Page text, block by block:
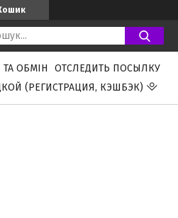
ОБМІН
ОТСЛЕДИТЬ ПОСЫЛКУ
(РЕГИСТРАЦИЯ, КЭШБЭК)